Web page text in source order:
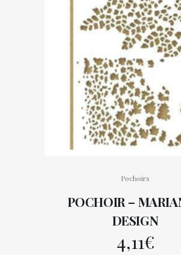
Pochoirs
POCHOIR –
DESIGN
4,11€